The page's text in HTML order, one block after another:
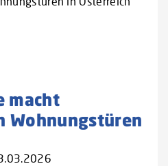
macht
Wohnungstüren